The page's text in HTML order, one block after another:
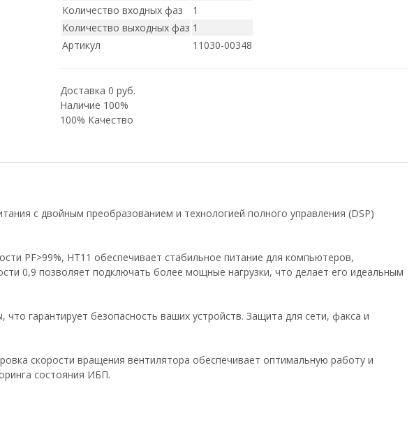
Количество входных фаз
1
Количество выходных фаз 1
Артикул
11030-00348
Доставка 0 руб.
Наличие 100%
100% Качество
с двойным преобразованием и технологией полного управления (DSP)
PF>99%, HT11 обеспечивает стабильное питание для компьютеров,
0,9 позволяет подключать более мощные нагрузки, что делает его идеальным
гарантирует безопасность ваших устройств. Защита для сети, факса и
скорости вращения вентилятора обеспечивает оптимальную работу и
состояния ИБП.